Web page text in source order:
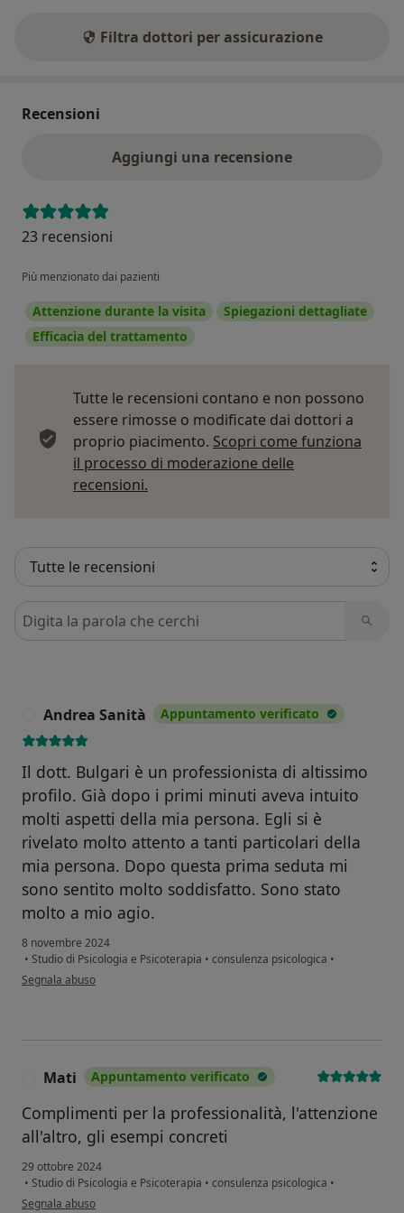
Filtra dottori per assicurazione
Recensioni
Aggiungi una recensione
23 recensioni
Più menzionato dai pazienti
Attenzione durante la visita
Spiegazioni dettagliate
Efficacia del trattamento
Tutte le recensioni contano e non possono
essere rimosse o modificate dai dottori a
proprio piacimento. Scopri come funziona
il processo di moderazione delle
recensioni.
Cerca nelle recensioni
Andrea Sanità Appuntamento verificato
Il dott. Bulgari è un professionista di altissimo
profilo. Già dopo i primi minuti aveva intuito
molti aspetti della mia persona. Egli si è
rivelato molto attento a tanti particolari della
mia persona. Dopo questa prima seduta mi
sono sentito molto soddisfatto. Sono stato
molto a mio agio.
8 novembre 2024
• Studio di Psicologia e Psicoterapia • consulenza psicologica •
secondo l'opinione dell'utente Andrea Sanità
Segnala abuso
Mati Appuntamento verificato
Complimenti per la professionalità, l'attenzione
all'altro, gli esempi concreti
29 ottobre 2024
• Studio di Psicologia e Psicoterapia • consulenza psicologica •
secondo l'opinione dell'utente Mati
Segnala abuso